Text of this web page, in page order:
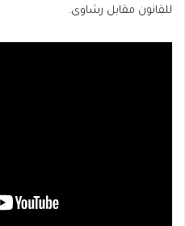
للقانون مقابل رشاوى.